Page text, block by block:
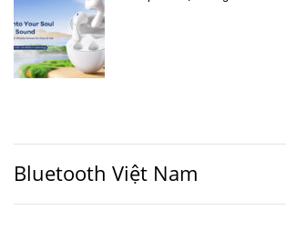
Bluetooth Việt Nam